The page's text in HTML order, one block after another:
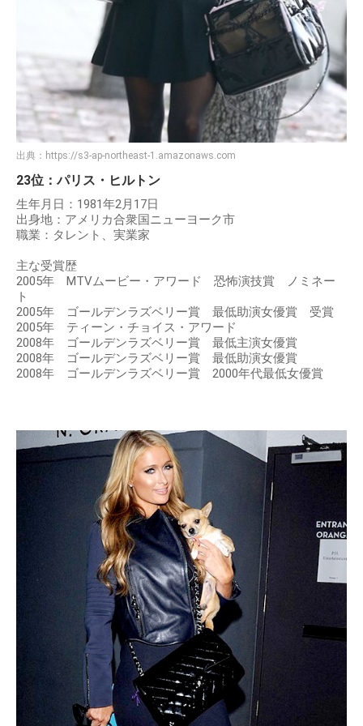
出典： https://s3-ap-northeast-1.amazonaws.com
23位：パリス・ヒルトン
生年月日：1981年2月17日
出身地：アメリカ合衆国ニューヨーク市
職業：タレント、実業家
主な受賞歴
2005年 MTVムービー・アワード 恐怖演技賞 ノミネー
ト
2005年 ゴールデンラズベリー賞 最低助演女優賞 受賞
2005年 ティーン・チョイス・アワード
2008年 ゴールデンラズベリー賞 最低主演女優賞
2008年 ゴールデンラズベリー賞 最低助演女優賞
2008年 ゴールデンラズベリー賞 2000年代最低女優賞